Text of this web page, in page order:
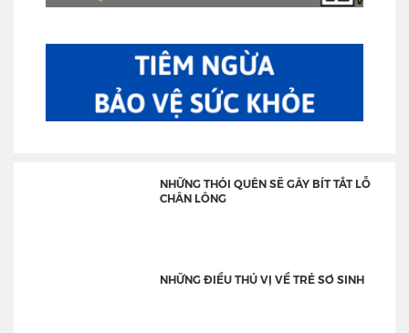
NHỮNG THÓI QUÊN SẼ GÂY BÍT TẮT LỖ
CHÂN LÔNG
NHỮNG ĐIỀU THÚ VỊ VỀ TRẺ SƠ SINH